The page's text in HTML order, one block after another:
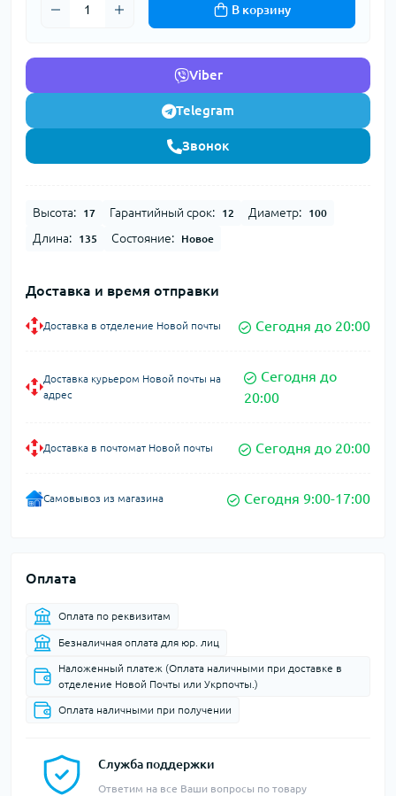
В корзину
Viber
Telegram
Звонок
Высота: 17 Гарантийный срок: 12 Диаметр: 100
Длина: 135 Состояние: Новое
Доставка и время отправки
Доставка в отделение Новой почты Сегодня до 20:00
Доставка курьером Новой почты на
адрес
Сегодня до
20:00
Доставка в почтомат Новой почты Сегодня до 20:00
Самовывоз из магазина Сегодня 9:00-17:00
Оплата
Оплата по реквизитам
Безналичная оплата для юр. лиц
Наложенный платеж (Оплата наличными при доставке в
отделение Новой Почты или Укрпочты.)
Оплата наличными при получении
Служба поддержки
Ответим на все Ваши вопросы по товару